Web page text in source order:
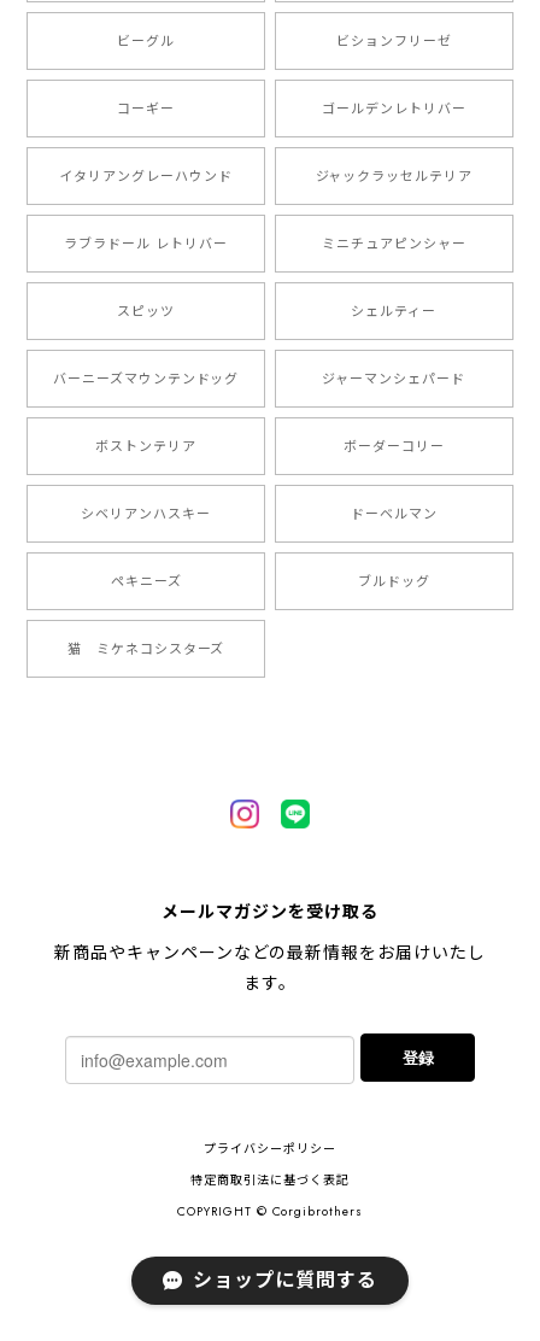
2024/10/28
注文受領連絡が無かったのでハラハラしましたが… 可
愛い商品が届きました！大満足です♪
【 自然に囲まれた ポメラニアン 】マグカップ 犬 ペット うちの子 犬グッズ ギフト プレゼント 母の日
りまして、元気な時の顔がそっくりだったので、注文し
ました。ありがとうございました。
2024/05/22
2024/05/04
【 柴犬 毛色3色】マグカップ お家用 プレゼント コーギーブラザーズ 犬 うちの子
2024/02/10
した！とても早い対応でありがとうございました。 プ
レゼント用だったけど自分用にも買いたいと思います。
ありがとうございました！！！
ビーグル ビションフリーゼ
コーギー ゴールデンレトリバー
イタリアングレーハウンド ジャックラッセルテリア
ラブラドール レトリバー ミニチュアピンシャー
スピッツ シェルティー
バーニーズマウンテンドッグ ジャーマンシェパード
ボストンテリア ボーダーコリー
シベリアンハスキー ドーベルマン
ペキニーズ ブルドッグ
猫 ミケネコシスターズ
メールマガジンを受け取る
新商品やキャンペーンなどの最新情報をお届けいたし
ます。
登録
プライバシーポリシー
特定商取引法に基づく表記
COPYRIGHT © Corgibrothers
ショップに質問する